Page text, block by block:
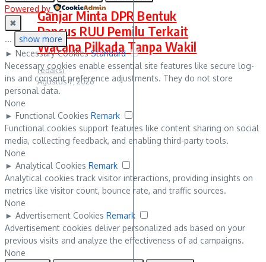
Ganjar Minta DPR Bentuk
Pansus RUU Pemilu Terkait
Wacana Pilkada Tanpa Wakil
redaksi
Agustus 7, 2026
Powered by
✖
...
show more
► Necessary Cookies Standard
Necessary cookies enable essential site features like secure log-
ins and consent preference adjustments. They do not store
personal data.
None
► Functional Cookies Remark
Functional cookies support features like content sharing on social
media, collecting feedback, and enabling third-party tools.
None
► Analytical Cookies Remark
Analytical cookies track visitor interactions, providing insights on
metrics like visitor count, bounce rate, and traffic sources.
None
► Advertisement Cookies Remark
Advertisement cookies deliver personalized ads based on your
previous visits and analyze the effectiveness of ad campaigns.
None